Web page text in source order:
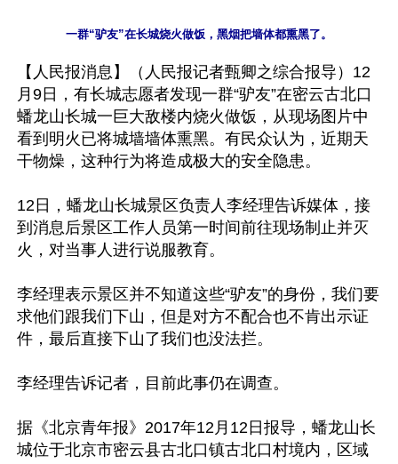
【人民报消息】（人民报记者甄卿之综合报导）12
月9日，有长城志愿者发现一群“驴友”在密云古北口
蟠龙山长城一巨大敌楼内烧火做饭，从现场图片中
看到明火已将城墙墙体熏黑。有民众认为，近期天
干物燥，这种行为将造成极大的安全隐患。
12日，蟠龙山长城景区负责人李经理告诉媒体，接
到消息后景区工作人员第一时间前往现场制止并灭
火，对当事人进行说服教育。
李经理表示景区并不知道这些“驴友”的身份，我们要
求他们跟我们下山，但是对方不配合也不肯出示证
件，最后直接下山了我们也没法拦。
李经理告诉记者，目前此事仍在调查。
据《北京青年报》2017年12月12日报导，蟠龙山长
城位于北京市密云县古北口镇古北口村境内，区域